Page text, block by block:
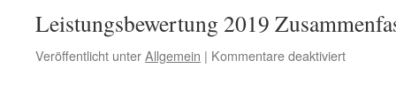
Leistungsbewertung 2019
Veröffentlicht unterAllgemein | Kommentare deaktiviertfür